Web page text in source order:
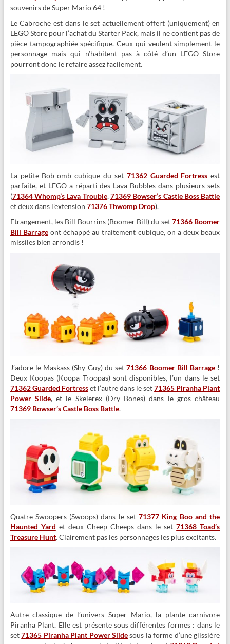
souvenirs de Super Mario 64 !
Le Cabroche est dans le set actuellement offert (uniquement) en
LEGO Store pour l’achat du Starter Pack, mais il ne contient pas de
pièce tampographiée spécifique. Ceux qui veulent simplement le
personnage mais qui n’habitent pas à côté d’un LEGO Store
pourront donc le refaire assez facilement.
La petite Bob-omb cubique du set 71362 Guarded Fortress est
parfaite, et LEGO a réparti des Lava Bubbles dans plusieurs sets
(71364 Whomp’s Lava Trouble,71369 Bowser’s Castle Boss Battle
et deux dans l’extension 71376 Thwomp Drop).
Etrangement, les Bill Bourrins (Boomer Bill) du set71366 Boomer
Bill Barrageont échappé au traitement cubique, on a deux beaux
missiles bien arrondis !
J’adore le Maskass (Shy Guy) du set71366 Boomer Bill Barrage !
Deux Koopas (Koopa Troopas) sont disponibles, l’un dans le set
71362 Guarded Fortresset l’autre dans le set71365 Piranha Plant
Power Slide, et le Skelerex (Dry Bones) dans le gros château
71369 Bowser’s Castle Boss Battle.
Quatre Swoopers (Swoops) dans le set71377 King Boo and the
Haunted Yard et deux Cheep Cheeps dans le set71368 Toad’s
Treasure Hunt. Clairement pas les personnages les plus excitants.
Autre classique de l’univers Super Mario, la plante carnivore
Piranha Plant. Elle est présente sous différentes formes : dans le
set71365 Piranha Plant Power Slidesous la forme d’une glissière